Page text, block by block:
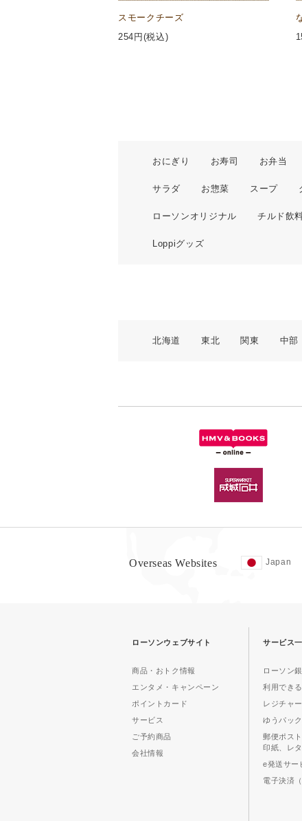
スモークチーズ
254 円(税込)
おにぎり お寿司 お弁当
サラダ お惣菜 スープ
ローソンオリジナル チルド飲
Loppiグッズ
北海道 東北 関東 中部
Overseas Websites Japan
ローソンウェブサイト
商品・おトク情報
エンタメ・キャンペーン
ポイントカード
サービス
ご予約商品
会社情報
サービス
ローソン
利用でき
レジチャ
ゆうパッ
郵便ポス
印紙、レ
e発送サー
電子決済